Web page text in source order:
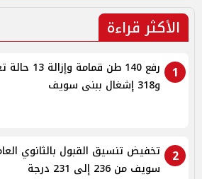
الأكثر قراءة
1
رفع 140 طن قمامة
و318 إشغال ببنى سويف
2
تخفيض تنسيق القبول بالثانوي
سويف من 236 إلى 231 درجة